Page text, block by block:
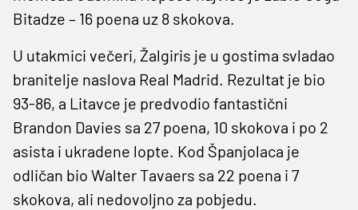
Bitadze – 16 poena uz 8 skokova.
U utakmici večeri, Žalgiris je u gostima svladao
branitelje naslova Real Madrid. Rezultat je bio
93-86, a Litavce je predvodio fantastični
Brandon Davies sa 27 poena, 10 skokova i po 2
asista i ukradene lopte. Kod Španjolaca je
odličan bio Walter Tavaers sa 22 poena i 7
skokova, ali nedovoljno za pobjedu.